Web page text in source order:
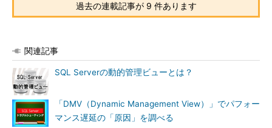
過去の連載記事が 9 件あります
関連記事
SQL Serverの動的管理ビューとは？
「DMV（Dynamic Management View）」でパフォー
マンス遅延の「原因」を調べる